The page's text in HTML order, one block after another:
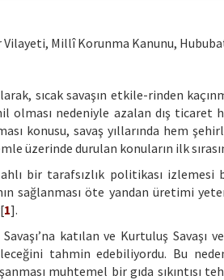
Vilayeti, Millî Korunma Kanunu,
sıcak savaşın etkile-rinden
olması nedeniyle azalan dış ticaret
konusu, savaş yıllarında hem
üzerinde durulan konuların ilk
bir tarafsızlık politikası
sağlanması öte yandan üretimi
1].
katılan ve Kurtuluş Savaşı
tahmin edebiliyordu. Bu
muhtemel bir gıda sıkıntısı